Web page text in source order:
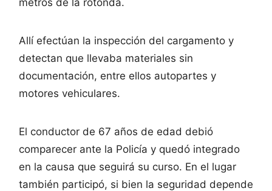
Allí efectúan la inspección del cargamento y
detectan que llevaba materiales sin
documentación, entre ellos autopartes y
motores vehiculares.
El conductor de 67 años de edad debió
comparecer ante la Policía y quedó integrado
en la causa que seguirá su curso. En el lugar
también participó, si bien la seguridad depende